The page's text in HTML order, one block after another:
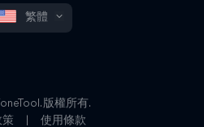
繁體
版權所有.
策
使用條款